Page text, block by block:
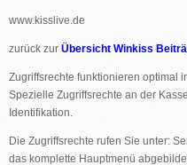
www.kisslive.de
zurück zur Übersicht Winkiss
Zugriffsrechte funktionieren optimal
Spezielle Zugriffsrechte an der
Identifikation.
Die Zugriffsrechte rufen Sie unter:
das komplette Hauptmenü